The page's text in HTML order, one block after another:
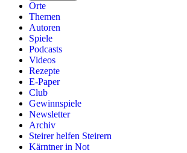
Orte
Themen
Autoren
Spiele
Podcasts
Videos
Rezepte
E-Paper
Club
Gewinnspiele
Newsletter
Archiv
Steirer helfen Steirern
Kärntner in Not